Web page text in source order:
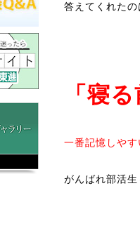
答えてくれたの
「寝
一番記憶しや
がんばれ部活生